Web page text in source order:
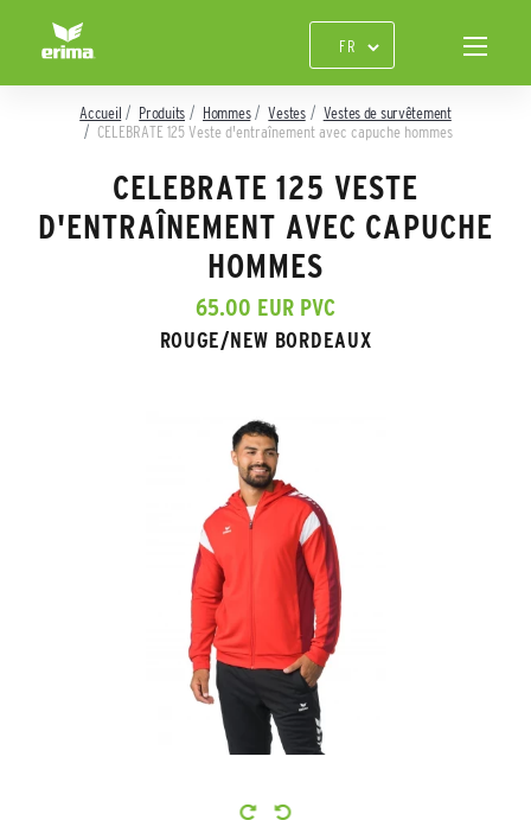
Accueil Produits Hommes Vestes
Vestes de survêtement
CELEBRATE 125 Veste d'entraînement avec capuche hommes
CELEBRATE 125 VESTE
D'ENTRAÎNEMENT AVEC CAPUCHE
HOMMES
65.00 EUR PVC
ROUGE/NEW BORDEAUX